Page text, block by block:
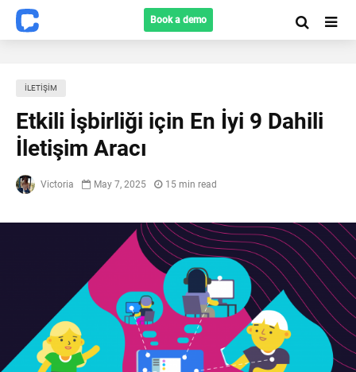
Book a demo
İLETIŞIM
Etkili İşbirliği için En İyi 9 Dahili
İletişim Aracı
Victoria May 7, 2025 15 min read